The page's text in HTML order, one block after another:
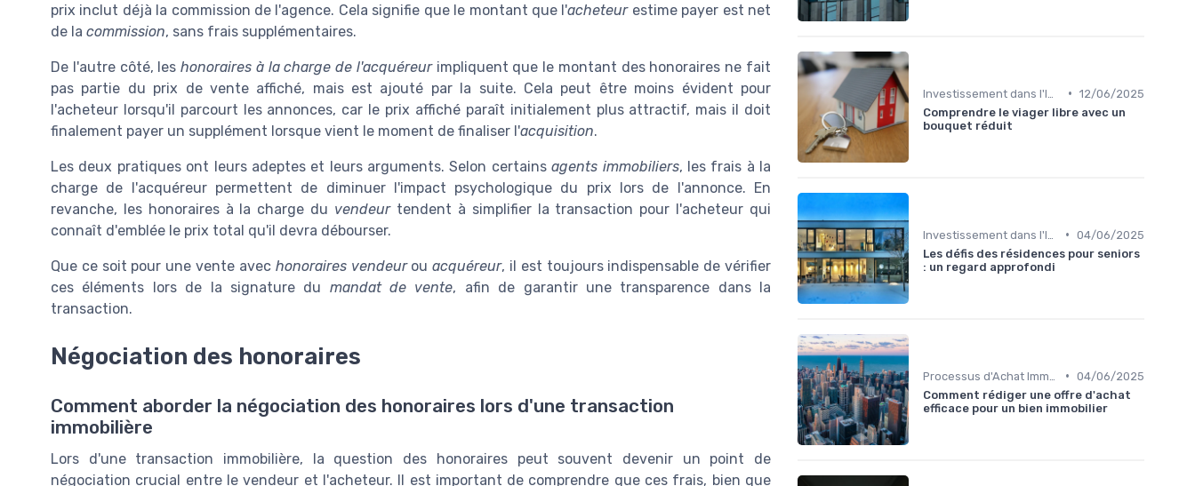
prix inclut déjà la commission de l'agence. Cela signifie que le montant que l'acheteurestime payer est net
de la commission, sans frais supplémentaires.
De l'autre côté, leshonoraires à la charge de l'acquéreurimpliquent que le montant des honoraires ne fait
pas partie du prix de vente affiché, mais est ajouté par la suite. Cela peut être moins évident pour
l'acheteur lorsqu'il parcourt les annonces, car le prix affiché paraît initialement plus attractif, mais il doit
finalement payer un supplément lorsque vient le moment de finaliser l'acquisition.
Les deux pratiques ont leurs adeptes et leurs arguments. Selon certainsagents immobiliers, les frais à la
charge de l'acquéreur permettent de diminuer l'impact psychologique du prix lors de l'annonce. En
revanche, les honoraires à la charge du vendeurtendent à simplifier la transaction pour l'acheteur qui
connaît d'emblée le prix total qu'il devra débourser.
Que ce soit pour une vente avec honoraires vendeurouacquéreur, il est toujours indispensable de vérifier
ces éléments lors de la signature du mandat de vente, afin de garantir une transparence dans la
transaction.
Négociation des honoraires
Comment aborder la négociation des honoraires lors d'une transaction
immobilière
Lors d'une transaction immobilière, la question des honoraires peut souvent devenir un point de
négociation crucial entre le vendeur et l'acheteur. Il est important de comprendre que ces frais, bien que
• 12/06/2025
Comprendre le viager libre avec un
bouquet réduit
• 04/06/2025
Les défis des résidences pour seniors
: un regard approfondi
• 04/06/2025
Comment rédiger une offre d'achat
efficace pour un bien immobilier